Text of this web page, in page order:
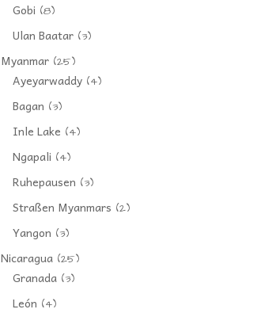
Gobi (8)
Ulan Baatar (3)
Myanmar (25)
Ayeyarwaddy (4)
Bagan (3)
Inle Lake (4)
Ngapali (4)
Ruhepausen (3)
Straßen Myanmars (2)
Yangon (3)
Nicaragua (25)
Granada (3)
León (4)